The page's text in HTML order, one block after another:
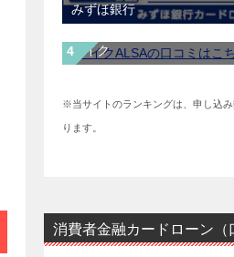
みずほ銀行
レイク
※当サイトのランキングは、申し込
ります。
消費者金融カードローン（